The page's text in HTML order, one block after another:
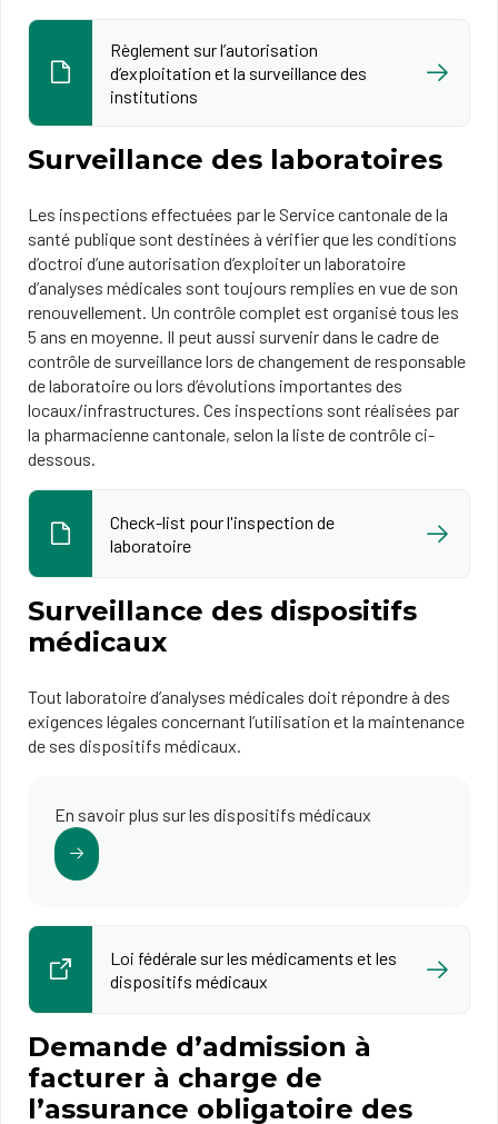
Règlement sur l’autorisation
d’exploitation et la surveillance des
institutions
Surveillance des laboratoires
Les inspections effectuées par le Service cantonale de la
santé publique sont destinées à vérifier que les conditions
d’octroi d’une autorisation d’exploiter un laboratoire
d’analyses médicales sont toujours remplies en vue de son
renouvellement. Un contrôle complet est organisé tous les
5 ans en moyenne. Il peut aussi survenir dans le cadre de
contrôle de surveillance lors de changement de responsable
de laboratoire ou lors d’évolutions importantes des
locaux/infrastructures. Ces inspections sont réalisées par
la pharmacienne cantonale, selon la liste de contrôle ci-
dessous.
Check-list pour l'inspection de
laboratoire
Surveillance des dispositifs
médicaux
Tout laboratoire d’analyses médicales doit répondre à des
exigences légales concernant l’utilisation et la maintenance
de ses dispositifs médicaux.
En savoir plus sur les dispositifs médicaux
Loi fédérale sur les médicaments et les
dispositifs médicaux
Demande d’admission à
facturer à charge de
l’assurance obligatoire des